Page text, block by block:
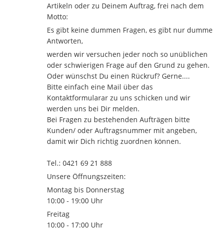
Artikeln oder zu Deinem Auftrag, frei nach dem
Motto:
Es gibt keine dummen Fragen, es gibt nur dumme
Antworten,
werden wir versuchen jeder noch so unüblichen
oder schwierigen Frage auf den Grund zu gehen.
Oder wünschst Du einen Rückruf? Gerne....
Bitte einfach eine Mail über das
Kontaktformularar zu uns schicken und wir
werden uns bei Dir melden.
Bei Fragen zu bestehenden Aufträgen bitte
Kunden/ oder Auftragsnummer mit angeben,
damit wir Dich richtig zuordnen können.
Tel.: 0421 69 21 888
Unsere Öffnungszeiten:
Montag bis Donnerstag
10:00 - 19:00 Uhr
Freitag
10:00 - 17:00 Uhr